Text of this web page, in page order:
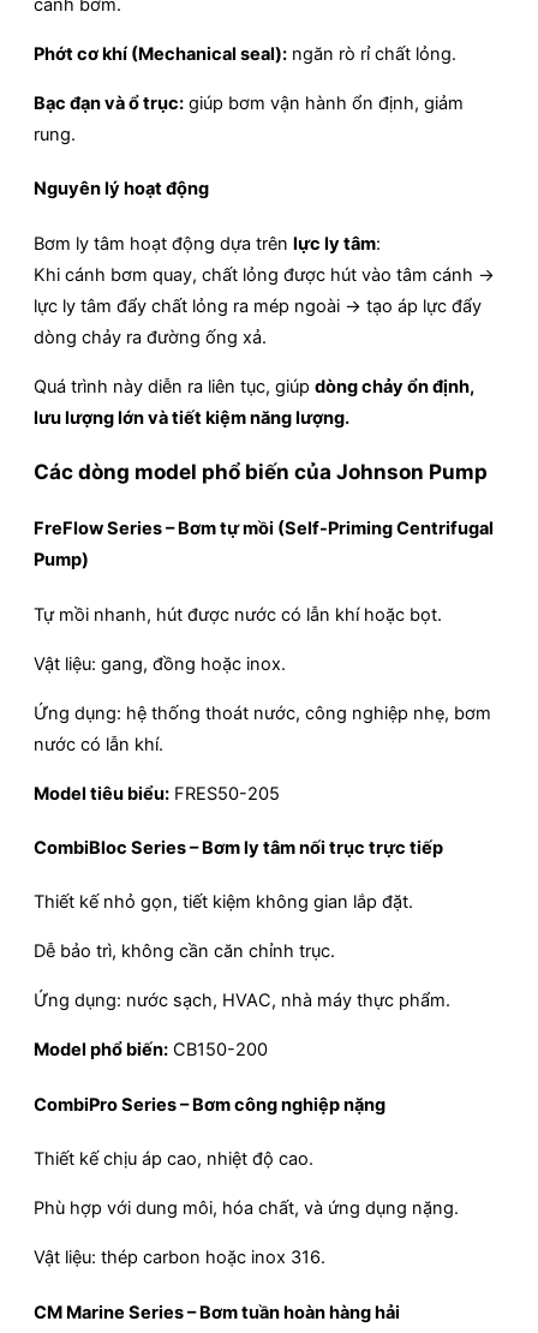
cánh bơm.
Phớt cơ khí (Mechanical seal): ngăn rò rỉ chất lỏng.
Bạc đạn và ổ trục: giúp bơm vận hành ổn định, giảm
rung.
Nguyên lý hoạt động
Bơm ly tâm hoạt động dựa trên lực ly tâm:
Khi cánh bơm quay, chất lỏng được hút vào tâm cánh →
lực ly tâm đẩy chất lỏng ra mép ngoài → tạo áp lực đẩy
dòng chảy ra đường ống xả.
Quá trình này diễn ra liên tục, giúp dòng chảy ổn định,
lưu lượng lớn và tiết kiệm năng lượng.
Các dòng model phổ biến của Johnson Pump
FreFlow Series – Bơm tự mồi (Self-Priming Centrifugal
Pump)
Tự mồi nhanh, hút được nước có lẫn khí hoặc bọt.
Vật liệu: gang, đồng hoặc inox.
Ứng dụng: hệ thống thoát nước, công nghiệp nhẹ, bơm
nước có lẫn khí.
Model tiêu biểu: FRES50-205
CombiBloc Series – Bơm ly tâm nối trục trực tiếp
Thiết kế nhỏ gọn, tiết kiệm không gian lắp đặt.
Dễ bảo trì, không cần căn chỉnh trục.
Ứng dụng: nước sạch, HVAC, nhà máy thực phẩm.
Model phổ biến: CB150-200
CombiPro Series – Bơm công nghiệp nặng
Thiết kế chịu áp cao, nhiệt độ cao.
Phù hợp với dung môi, hóa chất, và ứng dụng nặng.
Vật liệu: thép carbon hoặc inox 316.
CM Marine Series – Bơm tuần hoàn hàng hải